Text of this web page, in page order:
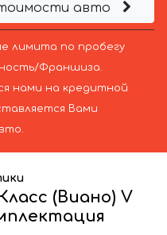
авто
лимита по пробегу
Франшиза.
нами на кредитной
Вами
(Виано) V